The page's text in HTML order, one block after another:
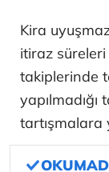
Kira
itiraz süreleri
takiplerinde
tartışmalara